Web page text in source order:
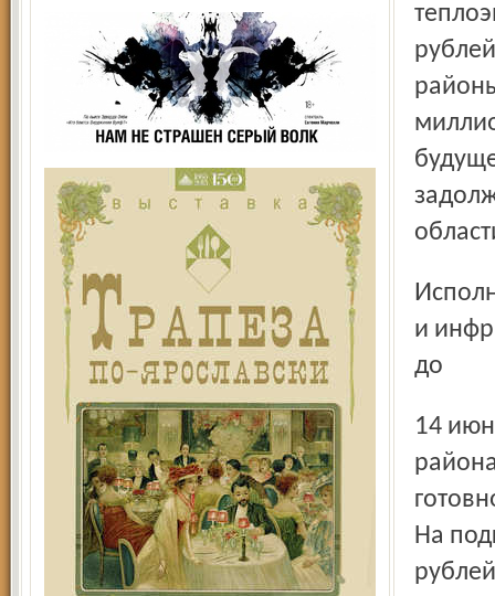
Исполняющий обязанности директора департамента ЖКХ
и
до
14 июня будет утверждён детальный план работ во всех
На